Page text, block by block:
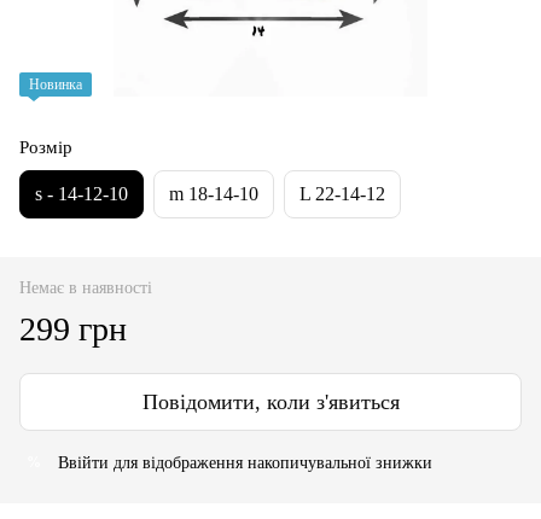
Новинка
Розмір
s - 14-12-10 m 18-14-10 L 22-14-12
Немає в наявності
299 грн
Повідомити, коли з'явиться
Ввійти для відображення накопичувальної знижки